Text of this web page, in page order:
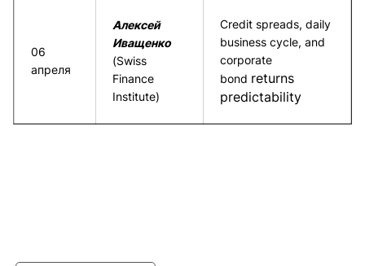
06
апреля
Алексей
Иващенко
(Swiss
Finance
Institute)
Credit spreads, daily
business cycle, and
corporate
bond returns
predictability